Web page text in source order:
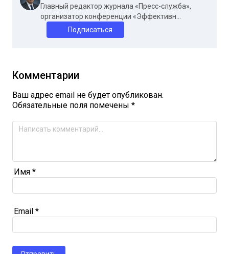
Главный редактор журнала «Пресс-служба»,
организатор конференции «Эффективн...
Подписаться
Комментарии
Ваш адрес email не будет опубликован.
Обязательные поля помечены *
Имя *
Email *